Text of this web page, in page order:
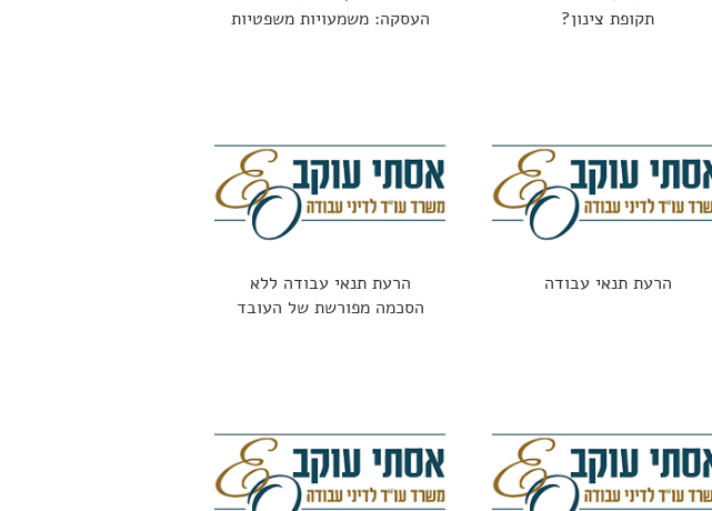
תקופת צינון?
העסקה: משמעויות משפטיות
הרעת תנאי עבודה
הרעת תנאי עבודה ללא
הסכמה מפורשת של העובד